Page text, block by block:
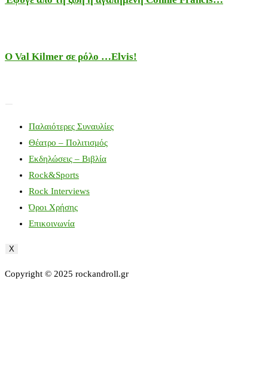
Ο Val Kilmer σε ρόλο …Elvis!
Παλαιότερες Συναυλίες
Θέατρο – Πολιτισμός
Εκδηλώσεις – Βιβλία
Rock&Sports
Rock Interviews
Όροι Χρήσης
Επικοινωνία
X
Copyright © 2025 rockandroll.gr